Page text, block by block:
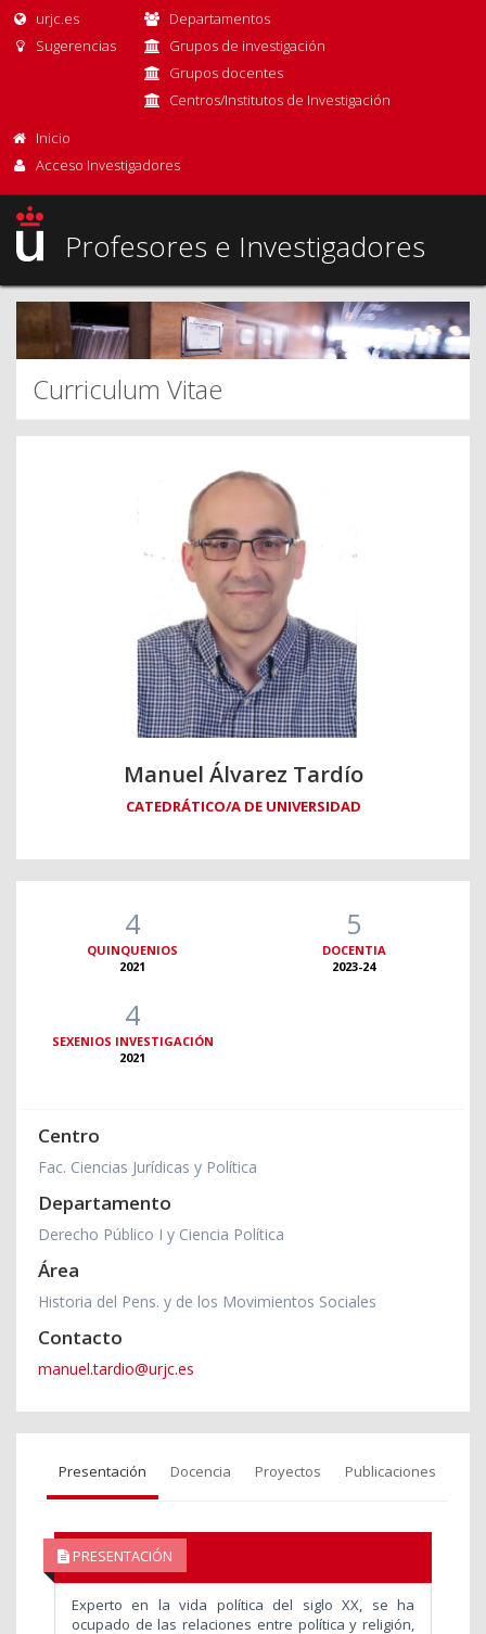
urjc.es
Sugerencias
Departamentos
Grupos de investigación
Grupos docentes
Centros/Institutos de Investigación
Inicio
Acceso Investigadores
Profesores e Investigadores
Curriculum Vitae
Manuel Álvarez Tardío
CATEDRÁTICO/A DE UNIVERSIDAD
4
QUINQUENIOS
2021
5
DOCENTIA
2023-24
4
SEXENIOS INVESTIGACIÓN
2021
Centro
Fac. Ciencias Jurídicas y Política
Departamento
Derecho Público I y Ciencia Política
Área
Historia del Pens. y de los Movimientos Sociales
Contacto
manuel.tardio@urjc.es
Presentación Docencia Proyectos Publicaciones
PRESENTACIÓN
Experto en la vida política del siglo XX, se ha
ocupado de las relaciones entre política y religión,